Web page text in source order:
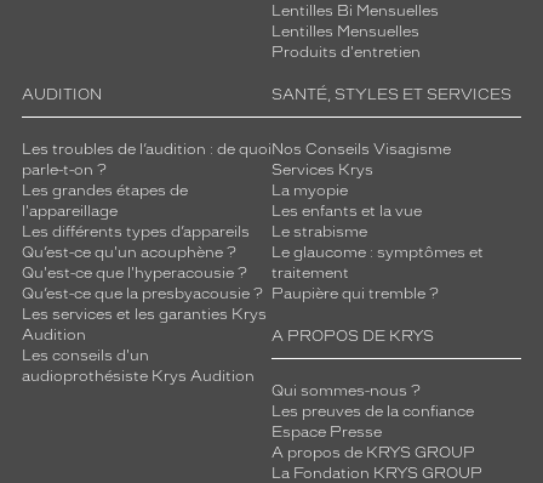
Lentilles Bi Mensuelles
Lentilles Mensuelles
Produits d'entretien
AUDITION
Les troubles de l’audition : de quoi
parle-t-on ?
Les grandes étapes de
l'appareillage
Les différents types d’appareils
Qu’est-ce qu'un acouphène ?
Qu'est-ce que l'hyperacousie ?
Qu’est-ce que la presbyacousie ?
Les services et les garanties Krys
Audition
Les conseils d'un
audioprothésiste Krys Audition
SANTÉ, STYLES ET SERVICES
Nos Conseils Visagisme
Services Krys
La myopie
Les enfants et la vue
Le strabisme
Le glaucome : symptômes et
traitement
Paupière qui tremble ?
A PROPOS DE KRYS
Qui sommes-nous ?
Les preuves de la confiance
Espace Presse
A propos de KRYS GROUP
La Fondation KRYS GROUP